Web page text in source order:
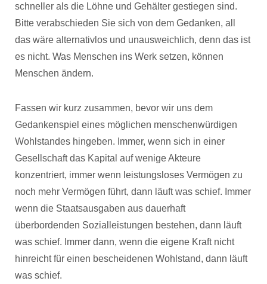
schneller als die Löhne und Gehälter gestiegen sind.
Bitte verabschieden Sie sich von dem Gedanken, all
das wäre alternativlos und unausweichlich, denn das ist
es nicht. Was Menschen ins Werk setzen, können
Menschen ändern.
Fassen wir kurz zusammen, bevor wir uns dem
Gedankenspiel eines möglichen menschenwürdigen
Wohlstandes hingeben. Immer, wenn sich in einer
Gesellschaft das Kapital auf wenige Akteure
konzentriert, immer wenn leistungsloses Vermögen zu
noch mehr Vermögen führt, dann läuft was schief. Immer
wenn die Staatsausgaben aus dauerhaft
überbordenden Sozialleistungen bestehen, dann läuft
was schief. Immer dann, wenn die eigene Kraft nicht
hinreicht für einen bescheidenen Wohlstand, dann läuft
was schief.